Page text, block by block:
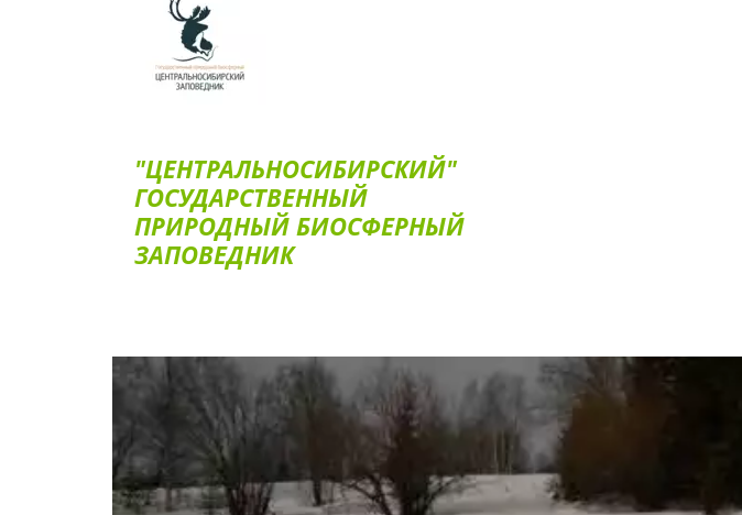
"ЦЕНТРАЛЬНОСИБИРСКИЙ"
ГОС­УДАРСТВЕННЫЙ
ПРИРОДНЫЙ БИОСФЕРНЫЙ
ЗАПОВЕДНИК